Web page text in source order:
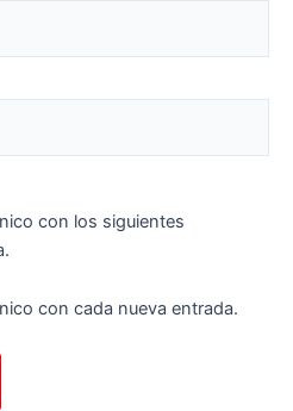
con los siguientes
con cada nueva entrada.